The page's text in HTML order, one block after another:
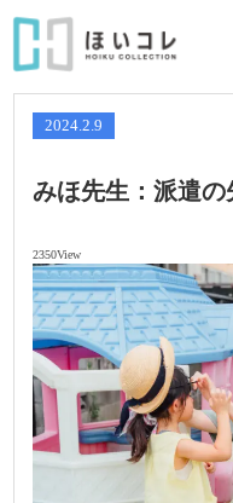
2024.2.9
みほ先生：派遣
2350View